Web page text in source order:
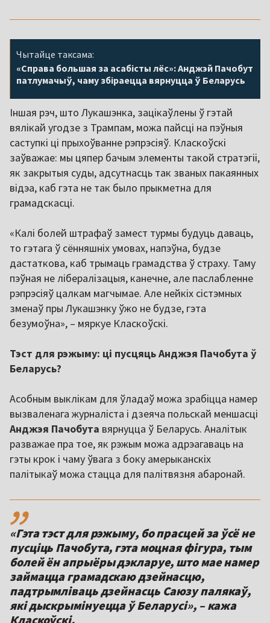
Чытайце таксама:
«Справа большая за асабісты лёс»: Анджэй Пачобут
патлумачыў, чаму збіраецца вярнуцца ў Беларусь
Іншая рэч, што Лукашэнка, зацікаўлены ў гэтай
вялікай угодзе з Трампам, можа пайсці на пэўныя
саступкі ці прыхоўванне рэпрэсіяў. Класкоўскі
заўважае: мы цяпер бачым элементы такой стратэгіі,
як закрытыя суды, адсутнасць так званых пакаянных
відэа, каб гэта не так было прыкметна для
грамадскасці.
«Калі болей штрафаў замест турмы будуць даваць,
то гэтага ў сённяшніх умовах, напэўна, будзе
дастаткова, каб трымаць грамадства ў страху. Таму
пэўная не лібералізацыя, канечне, але паслабленне
рэпрэсіяў цалкам магчымае. Але нейкіх сістэмных
зменаў пры Лукашэнку ўжо не будзе, гэта
безумоўна», – мяркуе Класкоўскі.
Тэст для рэжыму: ці пусцяць Анджэя Пачобута ў
Беларусь?
Асобным выклікам для ўладаў можа зрабіцца намер
вызваленага журналіста і дзеяча польскай меншасці
Анджэя Пачобута вярнуцца ў Беларусь. Аналітык
разважае пра тое, як рэжым можа адрэагаваць на
гэты крок і чаму ўвага з боку амерыканскіх
палітыкаў можа стацца для палітвязня абаронай.
,,
«Гэта тэст для рэжыму, бо прасцей за ўсё не
пусціць Пачобута, гэта моцная фігура, тым
болей ён апрыёры дэкларуе, што мае намер
займацца грамадскаю дзейнасцю,
падтрымліваць дзейнасць Саюзу палякаў,
які дыскрымінуецца ў Беларусі», – кажа
Класкоўскі.